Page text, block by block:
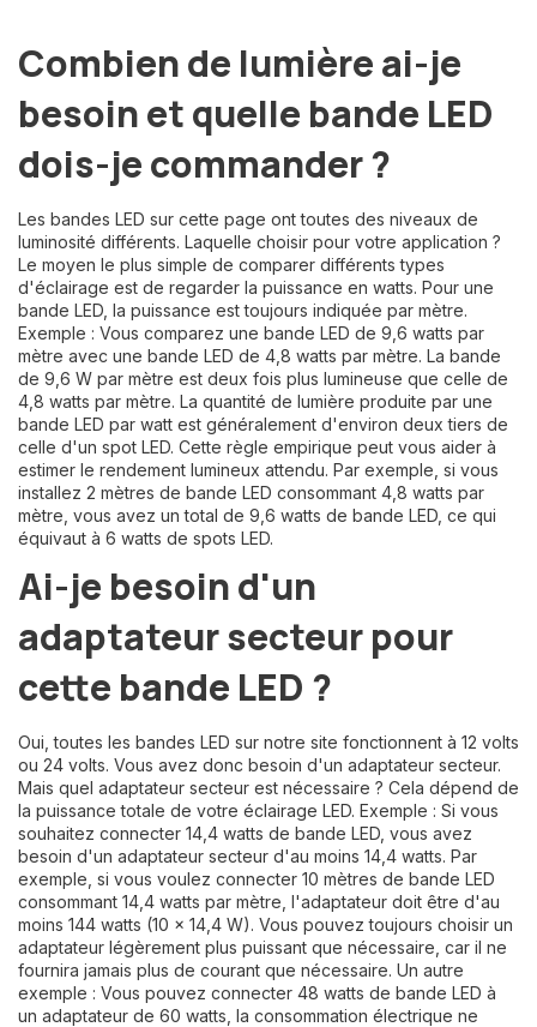
Combien de lumière ai-je
besoin et quelle bande LED
dois-je commander ?
Les bandes LED sur cette page ont toutes des niveaux de
luminosité différents. Laquelle choisir pour votre application ?
Le moyen le plus simple de comparer différents types
d'éclairage est de regarder la puissance en watts. Pour une
bande LED, la puissance est toujours indiquée par mètre.
Exemple : Vous comparez une bande LED de 9,6 watts par
mètre avec une bande LED de 4,8 watts par mètre. La bande
de 9,6 W par mètre est deux fois plus lumineuse que celle de
4,8 watts par mètre. La quantité de lumière produite par une
bande LED par watt est généralement d'environ deux tiers de
celle d'un spot LED. Cette règle empirique peut vous aider à
estimer le rendement lumineux attendu. Par exemple, si vous
installez 2 mètres de bande LED consommant 4,8 watts par
mètre, vous avez un total de 9,6 watts de bande LED, ce qui
équivaut à 6 watts de spots LED.
Ai-je besoin d'un
adaptateur secteur pour
cette bande LED ?
Oui, toutes les bandes LED sur notre site fonctionnent à 12 volts
ou 24 volts. Vous avez donc besoin d'un adaptateur secteur.
Mais quel adaptateur secteur est nécessaire ? Cela dépend de
la puissance totale de votre éclairage LED. Exemple : Si vous
souhaitez connecter 14,4 watts de bande LED, vous avez
besoin d'un adaptateur secteur d'au moins 14,4 watts. Par
exemple, si vous voulez connecter 10 mètres de bande LED
consommant 14,4 watts par mètre, l'adaptateur doit être d'au
moins 144 watts (10 x 14,4 W). Vous pouvez toujours choisir un
adaptateur légèrement plus puissant que nécessaire, car il ne
fournira jamais plus de courant que nécessaire. Un autre
exemple : Vous pouvez connecter 48 watts de bande LED à
un adaptateur de 60 watts, la consommation électrique ne